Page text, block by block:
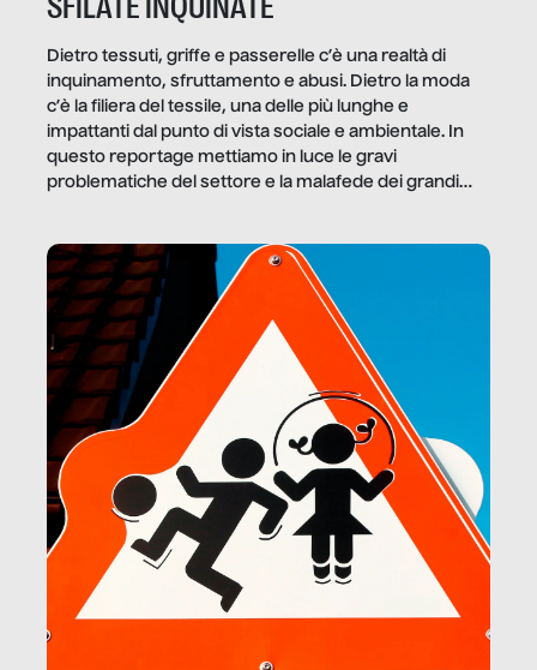
Dietro tessuti, griffe e passerelle c’è una realtà di
inquinamento, sfruttamento e abusi. Dietro la moda
c’è la filiera del tessile, una delle più lunghe e
impattanti dal punto di vista sociale e ambientale. In
questo reportage mettiamo in luce le gravi
problematiche del settore e la malafede dei grandi